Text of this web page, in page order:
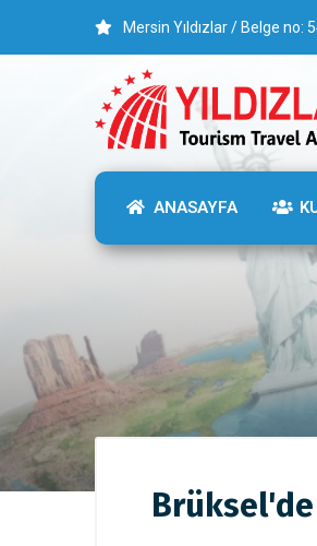
Mersin Yıldızlar / Belge no:
ANASAYFA